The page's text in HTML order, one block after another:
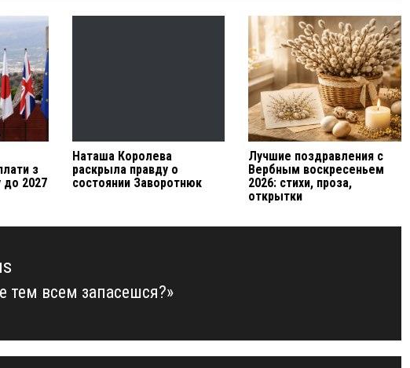
з
до 2027
Наташа Королева
раскрыла правду о
состоянии Заворотнюк
Лучшие поздравления с
Вербным воскресеньем
2026: стихи, проза,
открытки
тем всем запасешся?»